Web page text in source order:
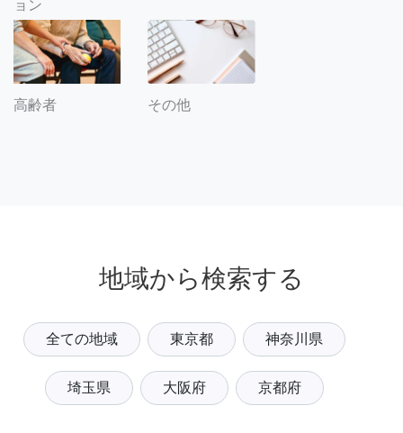
ョン
高齢者 その他
地域から検索する
全ての地域 東京都 神奈川県
埼玉県 大阪府 京都府